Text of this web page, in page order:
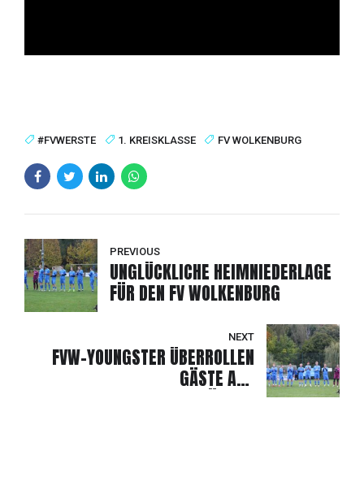
#FVWERSTE 1. KREISKLASSE FV WOLKENBURG
PREVIOUS
UNGLÜCKLICHE HEIMNIEDERLAGE
FÜR DEN FV WOLKENBURG
NEXT
FVW-YOUNGSTER ÜBERROLLEN
GÄSTE AUS